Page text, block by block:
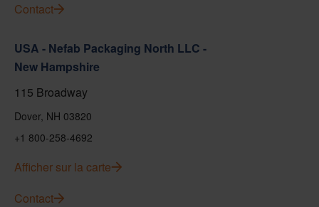
Contact
USA - Nefab Packaging North LLC -
New Hampshire
115 Broadway
Dover, NH 03820
+1 800-258-4692
Afficher sur la carte
Contact